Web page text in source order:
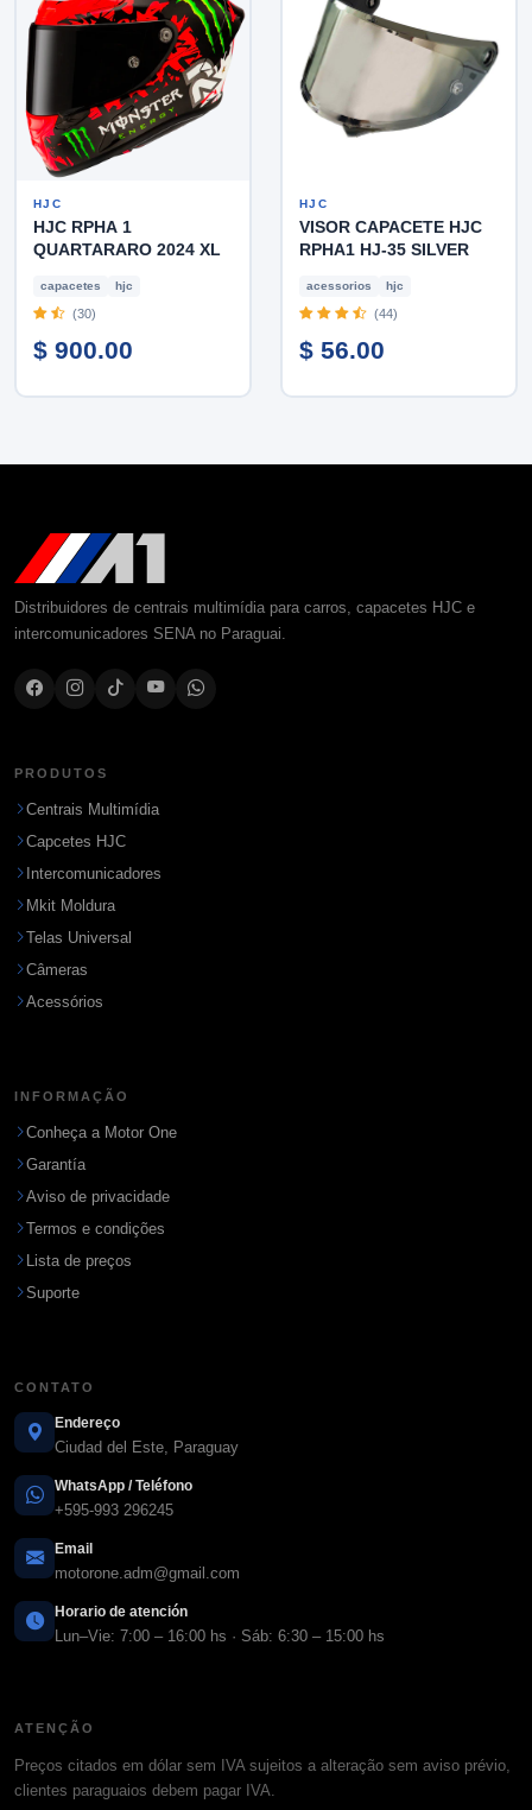
HJC
HJC RPHA 1
QUARTARARO 2024 XL
capacetes hjc
(30)
$ 900.00
HJC
VISOR CAPACETE HJC
RPHA1 HJ-35 SILVER
acessorios hjc
(44)
$ 56.00
Distribuidores de centrais multimídia para carros, capacetes HJC e
intercomunicadores SENA no Paraguai.
PRODUTOS
Centrais Multimídia
Capcetes HJC
Intercomunicadores
Mkit Moldura
Telas Universal
Câmeras
Acessórios
INFORMAÇÃO
Conheça a Motor One
Garantía
Aviso de privacidade
Termos e condições
Lista de preços
Suporte
CONTATO
Endereço
Ciudad del Este, Paraguay
WhatsApp / Teléfono
+595-993 296245
Email
motorone.adm@gmail.com
Horario de atención
Lun–Vie: 7:00 – 16:00 hs · Sáb: 6:30 – 15:00 hs
ATENÇÃO
Preços citados em dólar sem IVA sujeitos a alteração sem aviso prévio,
clientes paraguaios debem pagar IVA.